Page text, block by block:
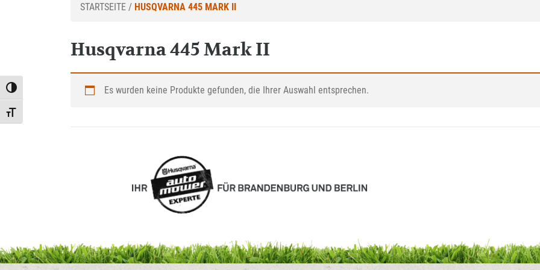
Toggle High Contrast
Toggle Font size
STARTSEITE / HUSQVARNA 445 MARK II
Husqvarna 445 Mark II
Es wurden keine Produkte gefunden, die Ihrer Auswahl entsprechen.